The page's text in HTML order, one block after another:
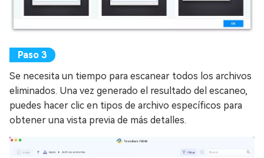
Se necesita un tiempo para escanear todos los archivos
eliminados. Una vez generado el resultado del escaneo,
puedes hacer clic en tipos de archivo específicos para
obtener una vista previa de más detalles.